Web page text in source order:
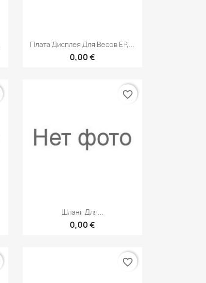
 Быстрый просмотр
Плата Дисплея Для Весов EP,...
0,00 €
Быстрый просмотр
Шланг Для...
0,00 €
favorite_border
favorite_border